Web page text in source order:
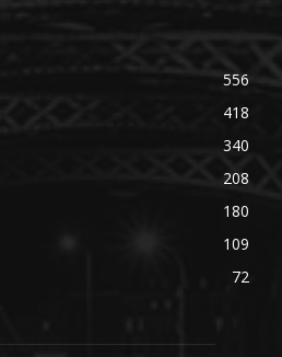
556
418
340
208
180
109
72